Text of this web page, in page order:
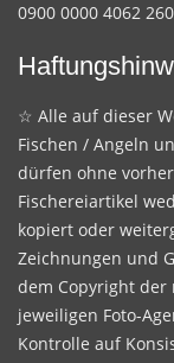
0900 0000 4062
☆ Alle auf dieser
Fischen / Angeln
dürfen ohne
Fischereiartikel
kopiert oder
Zeichnungen und
dem Copyright
jeweiligen Foto-
Kontrolle auf